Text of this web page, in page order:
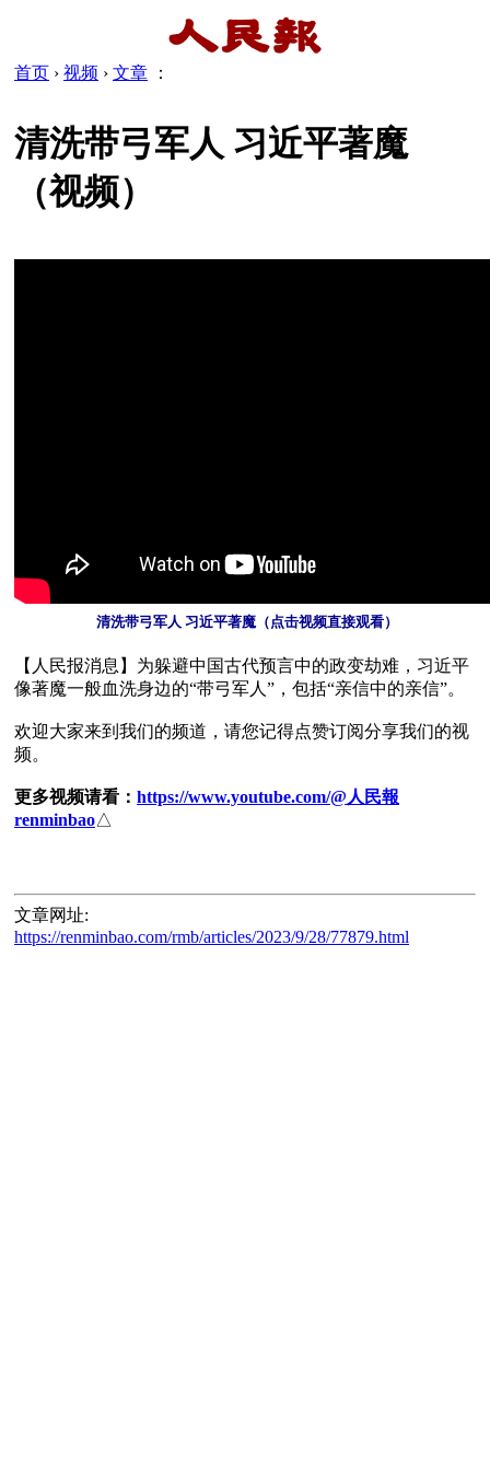
首页 › 视频 › 文章 ：
清洗带弓军人 习近平著魔
（视频）
清洗带弓军人 习近平著魔（点击视频直接观看）
【人民报消息】为躲避中国古代预言中的政变劫难，习近平
像著魔一般血洗身边的“带弓军人”，包括“亲信中的亲信”。
欢迎大家来到我们的频道，请您记得点赞订阅分享我们的视
频。
更多视频请看： https://www.youtube.com/@人民報
renminbao△
文章网址:
https://renminbao.com/rmb/articles/2023/9/28/77879.html